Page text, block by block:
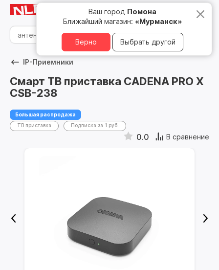
Мурманск
Ваш город Помона
Ближайший магазин: «Мурманск»
Верно Выбрать другой
8 800 500 05 15
IP-Приемники
Смарт ТВ приставка CADENA PRO X
CSB-238
Большая распродажа
ТВ приставка
Подписка за 1 руб.
0.0 В сравнение